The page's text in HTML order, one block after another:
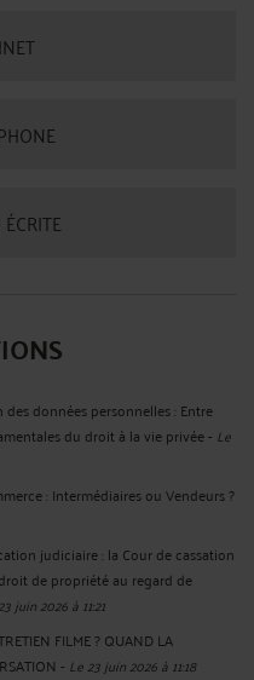
données personnelles : Entre
du droit à la vie privée- Le
: Intermédiaires ou Vendeurs ?
judiciaire : la Cour de cassation
de propriété au regard de
juin 2026 à 11:21
FILME ? QUAND LA
- Le 23 juin 2026 à 11:18